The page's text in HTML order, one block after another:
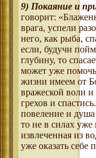
9) Покаяние и
говорит:
врага, успели
него, как рыба,
если, будучи
глубину, то
может уже
жизни имеем от
вражеской воли и
грехов и
повеление и душа
то не в силах
извлеченная из
уже оказать себе